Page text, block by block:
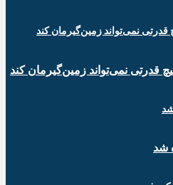
قدرتی نمی‌تواند زمین‌گیرمان کند
شد